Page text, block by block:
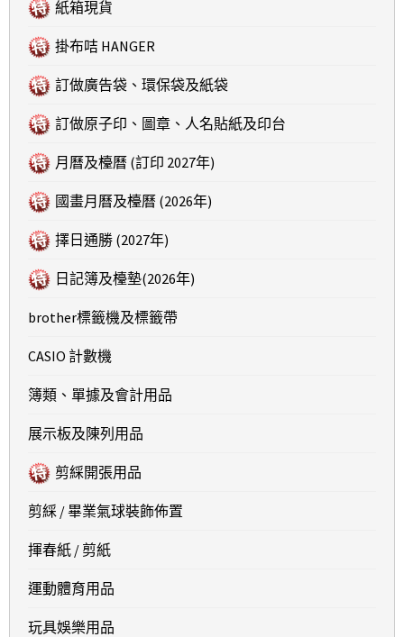
紙箱現貨
掛布咭 HANGER
訂做廣告袋、環保袋及紙袋
訂做原子印、圖章、人名貼紙及印台
月曆及檯曆 (訂印 2027年)
國畫月曆及檯曆 (2026年)
擇日通勝 (2027年)
日記簿及檯墊(2026年)
brother標籤機及標籤帶
CASIO 計數機
簿類、單據及會計用品
展示板及陳列用品
剪綵開張用品
剪綵 / 畢業氣球裝飾佈置
揮春紙 / 剪紙
運動體育用品
玩具娛樂用品